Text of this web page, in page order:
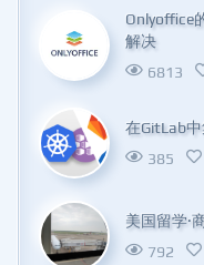
Onlyoffice
解决
6813
在GitLab
385
美国留学·
792